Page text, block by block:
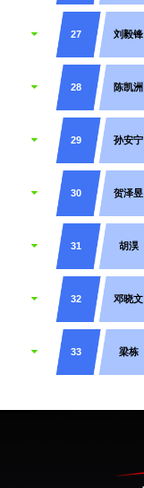
27 刘毅锋
28 陈凯洲
29 孙安宁
30 贺泽昱
31 胡淏
32 邓晓文
33 梁栋